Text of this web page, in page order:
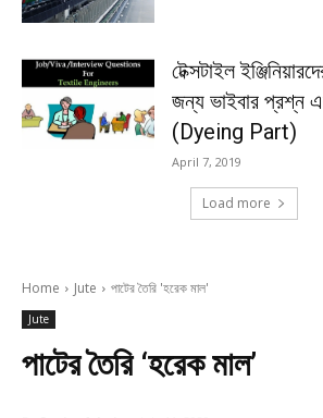
টেক্সটাইল
জন্য ভাইবার প্রশ্ন
(Dyeing Part)
April 7, 2019
Load more